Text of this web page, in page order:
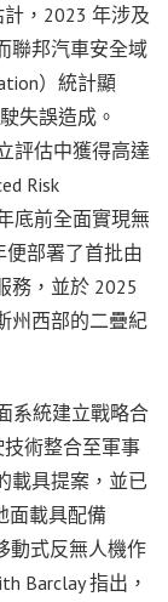
計，2023 年涉及
聯邦汽車安全域
）統計顯
失誤造成。
評估中獲得高達
Risk
底前全面實現無
便部署了首批由
務，並於 2025
州西部的二疊紀
系統建立戰略合
技術整合至軍事
載具提案，並已
面載具配備
動式反無人機作
Barclay 指出，